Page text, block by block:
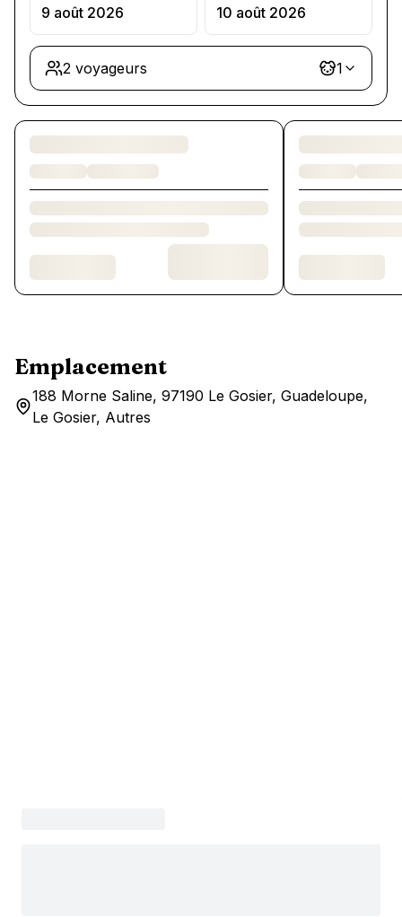
9 août 2026 10 août 2026
2 voyageurs 1
Chargement des chambres et des formules…
Emplacement
188 Morne Saline, 97190 Le Gosier, Guadeloupe,
Le Gosier, Autres